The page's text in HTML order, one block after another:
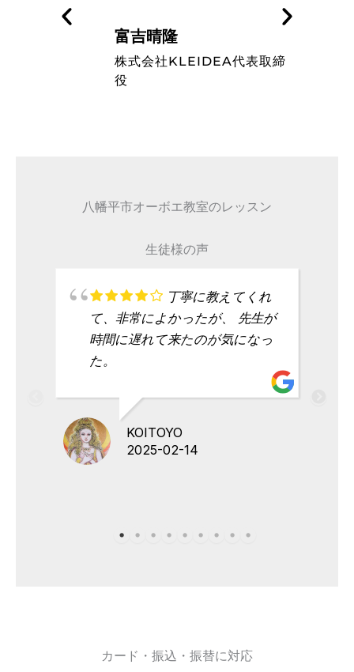
藤波辰爾
タレント
八幡平市オーボエ教室のレッスン
生徒様の声
丁寧に教えてくれ
て、非常によかったが、 先生が
時間に遅れて来たのが気になっ
た。
KOITOYO
2025-02-14
カード・振込・振替に対応